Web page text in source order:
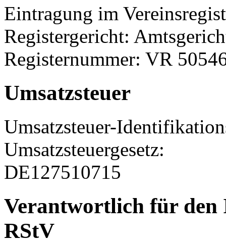
Eintragung im
Registergericht:
Registernummer: VR
Umsatzsteuer
Umsatzsteuer-
Umsatzsteuergesetz:
DE127510715
Verantwortlich für den
RStV